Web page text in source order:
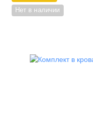
Нет в наличии